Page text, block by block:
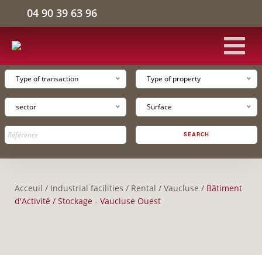
04 90 39 63 96
INDUSTRIAL FACILITIES
OFFICE SPACE
Type of transaction Type of property
sector Surface
SEARCH
Acceuil / Industrial facilities / Rental / Vaucluse / Bâtiment
d'Activité / Stockage - Vaucluse Ouest